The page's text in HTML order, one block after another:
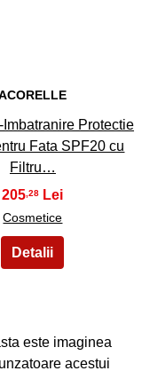
Protectie
Fata SPF20 cu
Filtru…
205 ,28
Cosmetice